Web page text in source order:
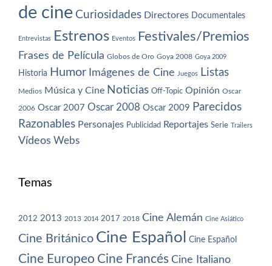
de cine Curiosidades Directores Documentales
Entrevistas Estrenos Eventos Festivales/Premios
Frases de Película Globos de Oro Goya 2008 Goya 2009
Historia Humor Imágenes de Cine Juegos Listas
Medios Música y Cine Noticias Off-Topic Opinión Oscar
2006 Oscar 2007 Oscar 2008 Oscar 2009 Parecidos
Razonables Personajes Publicidad Reportajes Serie Trailers
Vídeos Webs
Temas
2012 2013 2013 2014 2017 2018 Cine Alemán Cine Asiático
Cine Británico Cine Español Cine Español
Cine Europeo Cine Francés Cine Italiano